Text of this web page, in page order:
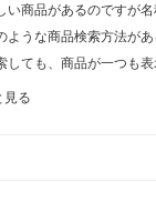
い商品があるのですが
ような商品検索方法が
しても、商品が一つも
見る